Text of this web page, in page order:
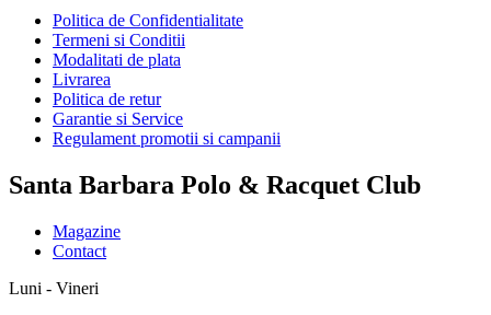
Politica de Confidentialitate
Termeni si Conditii
Modalitati de plata
Livrarea
Politica de retur
Garantie si Service
Regulament promotii si campanii
Santa Barbara Polo & Racquet Club
Magazine
Contact
Luni - Vineri